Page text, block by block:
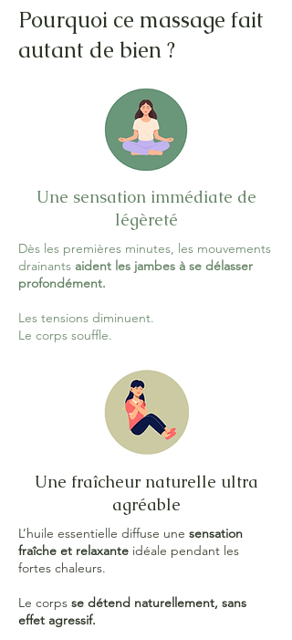
Pourquoi ce massage fait
autant de bien ?
Une sensation immédiate de
légèreté
Dès les premières minutes, les mouvements
drainants aident les jambes à se délasser
profondément.
Les tensions diminuent.
Le corps souffle.
Une fraîcheur naturelle ultra
agréable
L’huile essentielle diffuse une sensation
fraîche et relaxante idéale pendant les
fortes chaleurs.
Le corps se détend naturellement, sans
effet agressif.